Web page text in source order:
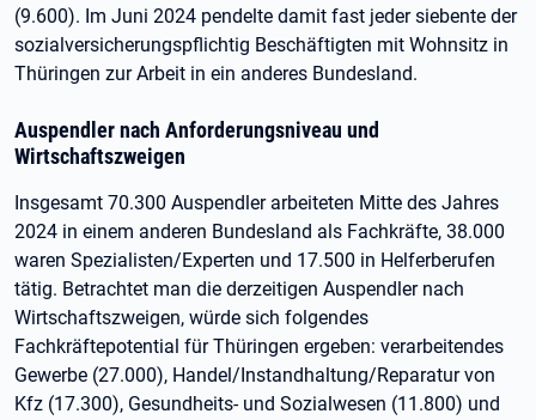
(9.600). Im Juni 2024 pendelte damit fast jeder siebente der
sozialversicherungspflichtig Beschäftigten mit Wohnsitz in
Thüringen zur Arbeit in ein anderes Bundesland.
Auspendler nach Anforderungsniveau und
Wirtschaftszweigen
Insgesamt 70.300 Auspendler arbeiteten Mitte des Jahres
2024 in einem anderen Bundesland als Fachkräfte, 38.000
waren Spezialisten/Experten und 17.500 in Helferberufen
tätig. Betrachtet man die derzeitigen Auspendler nach
Wirtschaftszweigen, würde sich folgendes
Fachkräftepotential für Thüringen ergeben: verarbeitendes
Gewerbe (27.000), Handel/Instandhaltung/Reparatur von
Kfz (17.300), Gesundheits- und Sozialwesen (11.800) und